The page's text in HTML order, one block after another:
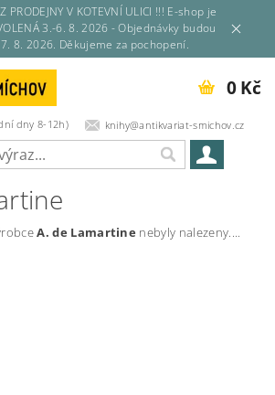
PRODEJNY V KOTEVNÍ ULICI !!! E-shop je
3.-6. 8. 2026 - Objednávky budou
8. 2026. Děkujeme za pochopení.
dny 8-12h) knihy@antikvariat-smichov.cz
0 Kč
A. de Lamartine nebyly nalezeny....